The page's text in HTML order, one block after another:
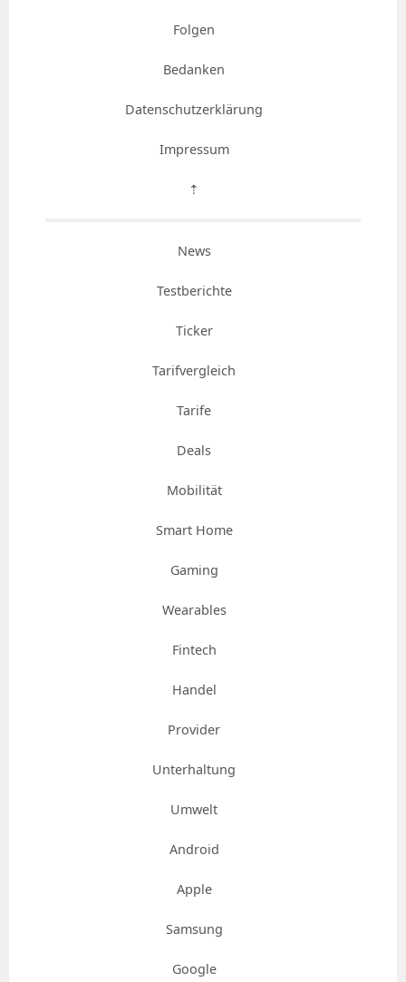
Folgen
Bedanken
Datenschutzerklärung
Impressum
⇡
News
Testberichte
Ticker
Tarifvergleich
Tarife
Deals
Mobilität
Smart Home
Gaming
Wearables
Fintech
Handel
Provider
Unterhaltung
Umwelt
Android
Apple
Samsung
Google